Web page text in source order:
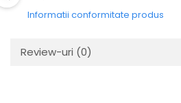
Informatii conformitate produs
Review-uri (0)